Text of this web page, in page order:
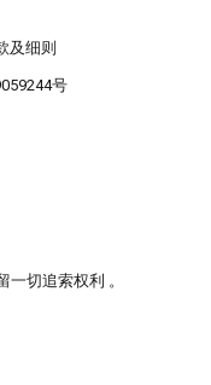
及细则
号
切追索权利 。